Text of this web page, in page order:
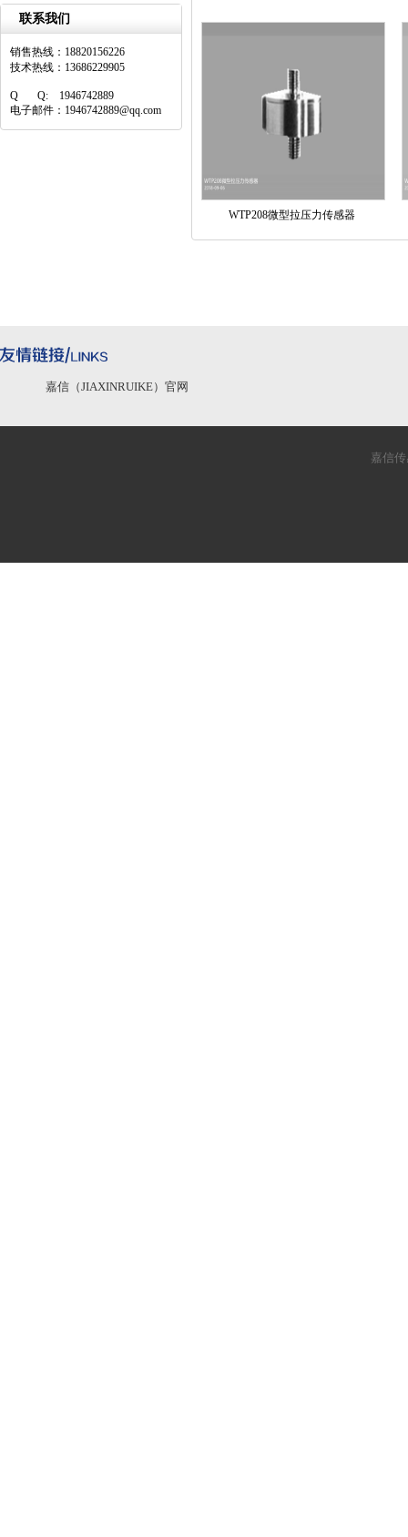
联系我们
销售热线：18820156226
技术热线：13686229905
Q Q: 1946742889
电子邮件：1946742889@qq.com
WTP208微型拉压力传感器
嘉信（JIAXINRUIKE）官网
嘉信